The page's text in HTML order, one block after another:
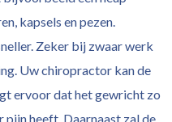
kapsels en pezen.
Zeker bij zwaar werk
Uw chiropractor kan de
ervoor dat het gewricht zo
heeft. Daarnaast zal de